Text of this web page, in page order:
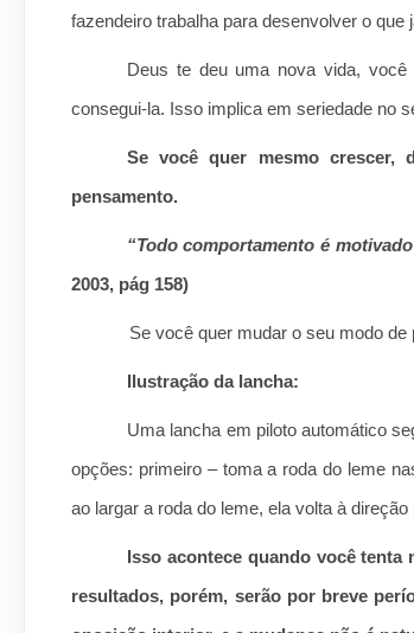
fazendeiro trabalha para desenvolver o que
Deus te deu uma nova vida, você
consegui-la. Isso implica em seriedade no
Se você quer mesmo crescer,
pensamento.
“Todo comportamento é
2003, pág 158)
Se você quer mudar o seu modo
Ilustração da lancha:
Uma lancha em piloto automático
opções: primeiro – toma a roda do leme
ao largar a roda do leme, ela volta à direção
Isso acontece quando você
resultados, porém, serão por breve